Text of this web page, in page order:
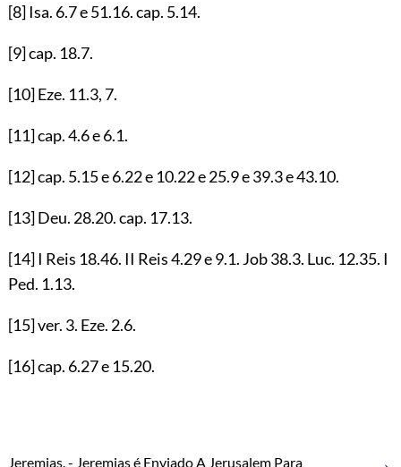
[8]Isa. 6.7e51.16. cap. 5.14.
[9]cap. 18.7.
[10]Eze. 11.3, 7.
[11]cap.4.6e6.1.
[12]cap. 5.15e6.22e 10.22e25.9e39.3e43.10.
[13]Deu. 28.20. cap. 17.13.
[14]I Reis 18.46. II Reis4.29e9.1. Job38.3. Luc. 12.35. I
Ped. 1.13.
[15]ver. 3. Eze. 2.6.
[16]cap. 6.27e 15.20.
Jeremias. - Jeremias é Enviado A Jerusalem Para